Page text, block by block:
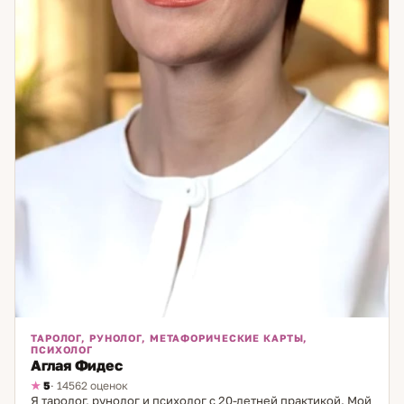
ТАРОЛОГ, РУНОЛОГ, МЕТАФОРИЧЕСКИЕ КАРТЫ,
ПСИХОЛОГ
Аглая Фидес
5· 14562 оценок
Я таролог, рунолог и психолог с 20-летней практикой. Мой